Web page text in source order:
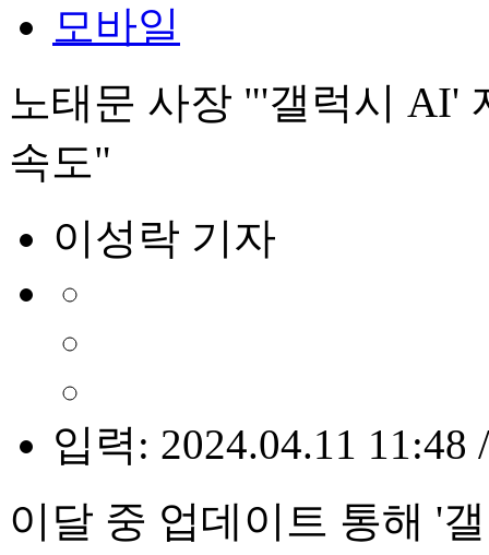
모바일
노태문 사장 "'갤럭시 AI'
속도"
이성락 기자
입력: 2024.04.11 11:48
이달 중 업데이트 통해 '